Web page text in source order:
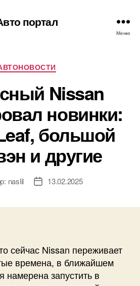
портал
Меню
Рубрики
Nissan
новинки:
большой
и другие
naslil
Дата13.02.2025
сейчас Nissan переживает
времена, в ближайшем
намерена запустить в